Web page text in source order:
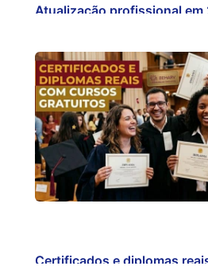
Atualização profissional
Certificados e diplomas